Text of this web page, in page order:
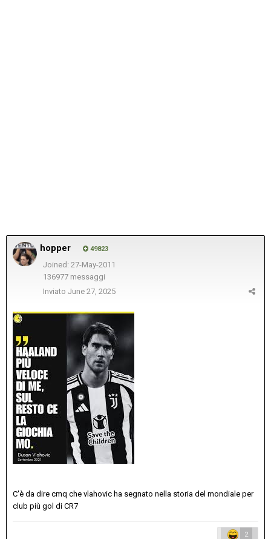
hopper 49823
Joined: 27-May-2011
136977 messaggi
Inviato June 27, 2025
C'è da dire cmq che vlahovic ha segnato nella storia del mondiale per
club più gol di CR7
2